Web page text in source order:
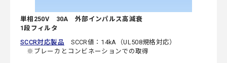
単相250V 30A 外部インパルス高減衰
1段フィルタ
SCCR対応製品 SCCR値：14kA（UL508規格対応）
※ブレーカとコンビネーションでの取得